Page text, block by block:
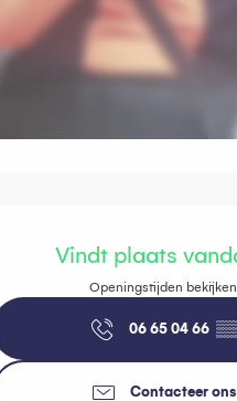
Vindt plaats
Openingstijden bekijken
06 65 04 66 ▒▒
Contacteer ons